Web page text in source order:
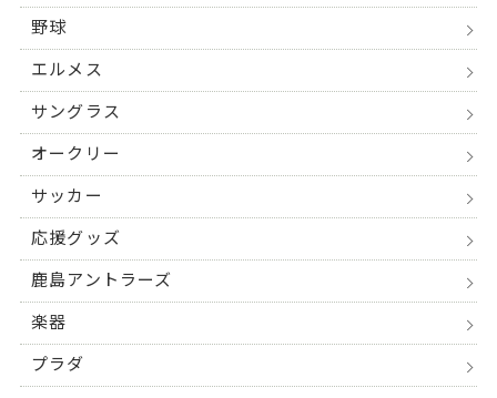
野球
エルメス
サングラス
オークリー
サッカー
応援グッズ
鹿島アントラーズ
楽器
プラダ